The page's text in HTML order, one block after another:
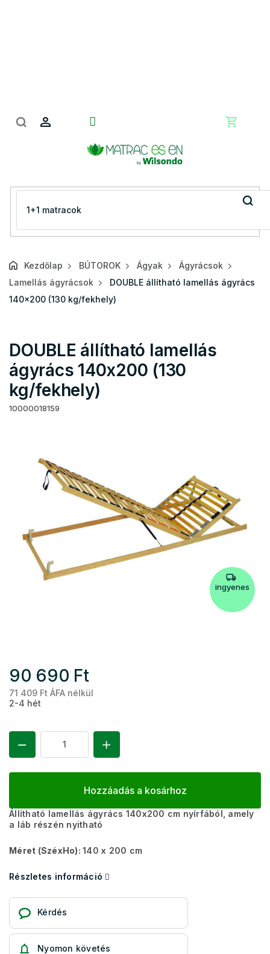
Kosár
Kezdőlap BÚTOROK Ágyak
Ágyrácsok
Lamellás ágyrácsok
DOUBLE állítható lamellás ágyrács
140x200 (130 kg/fekhely)
DOUBLE állítható lamellás
ágyrács 140x200 (130
kg/fekhely)
10000018159
ingyenes
90 690 Ft
71 409 Ft ÁFA nélkül
2-4 hét
Hozzáadás a kosárhoz
Állítható lamellás ágyrács 140x200 cm nyírfából, amely
a láb részén nyitható
Méret (SzéxHo): 140 x 200 cm
Részletes információ
Kérdés
Nyomon követés